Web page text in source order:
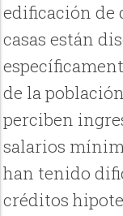
edificación de
casas están
de la
perciben
salarios
han tenido
créditos